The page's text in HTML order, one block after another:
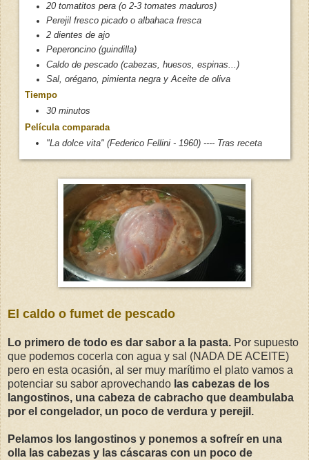
20 tomatitos pera (o 2-3 tomates maduros)
Perejil fresco picado o albahaca fresca
2 dientes de ajo
Peperoncino (guindilla)
Caldo de pescado (cabezas, huesos, espinas...)
Sal, orégano, pimienta negra y Aceite de oliva
Tiempo
30 minutos
Película comparada
"La dolce vita" (Federico Fellini - 1960) ---- Tras receta
El caldo o fumet de pescado
Lo primero de todo es dar sabor a la pasta. Por supuesto
que podemos cocerla con agua y sal (NADA DE ACEITE)
pero en esta ocasión, al ser muy marítimo el plato vamos a
potenciar su sabor aprovechando las cabezas de los
langostinos, una cabeza de cabracho que deambulaba
por el congelador, un poco de verdura y perejil.
Pelamos los langostinos y ponemos a sofreír en una
olla las cabezas y las cáscaras con un poco de